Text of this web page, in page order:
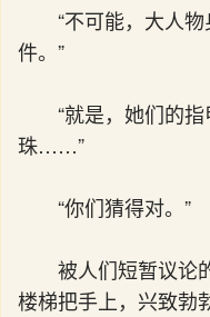
“不可能，大人
件。”
“就是，她们的
珠……”
“你们猜得对。”
被人们短暂议论
楼梯把手上，兴致勃